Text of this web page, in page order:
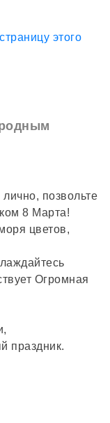
позвольте
8 Марта!
цветов,
Огромная
праздник.